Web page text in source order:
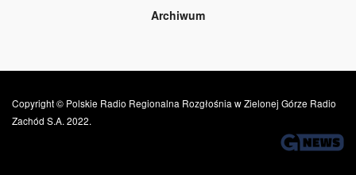
Archiwum
Copyright © Polskie Radio Regionalna Rozgłośnia w Zielonej Górze Radio
Zachód S.A. 2022.